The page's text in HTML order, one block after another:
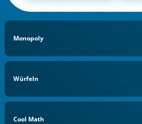
Monopoly
Würfeln
Cool Math